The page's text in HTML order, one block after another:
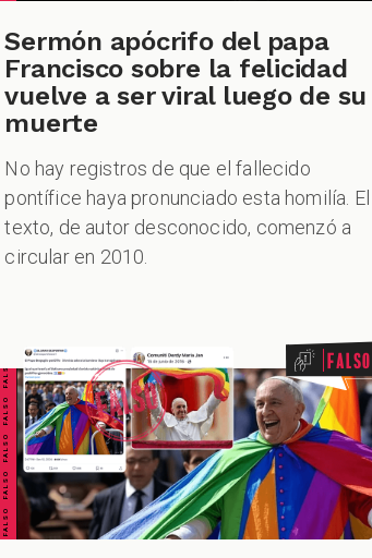
Sermón apócrifo del papa
Francisco sobre la felicidad
vuelve a ser viral luego de su
muerte
No hay registros de que el fallecido
pontífice haya pronunciado esta homilía. El
texto, de autor desconocido, comenzó a
circular en 2010.
FALSO FALSO FALSO FALSO FALSO FALSO FALSO Falso